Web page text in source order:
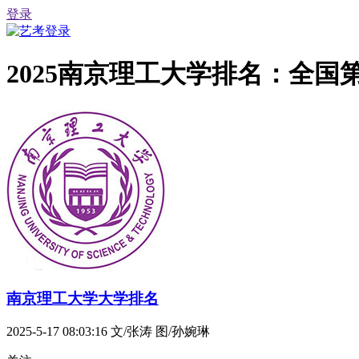
登录
2025南京理工大学排名：全国
南京理工大学大学排名
2025-5-17 08:03:16 文/张涛 图/孙婉琳